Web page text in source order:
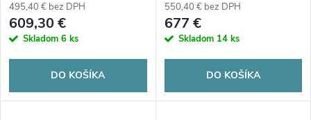
p
r
r
o
d
495,40 € bez DPH
609,30 €
Skladom 6 ks
DO KOŠÍKA
550,40 € bez DPH
677 €
Skladom 14 ks
DO KOŠÍKA